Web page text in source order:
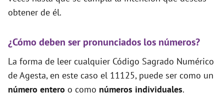
obtener de él.
¿Cómo deben ser pronunciados los números?
La forma de leer cualquier Código Sagrado Numérico
de Agesta, en este caso el 11125, puede ser como un
número entero o como números individuales.